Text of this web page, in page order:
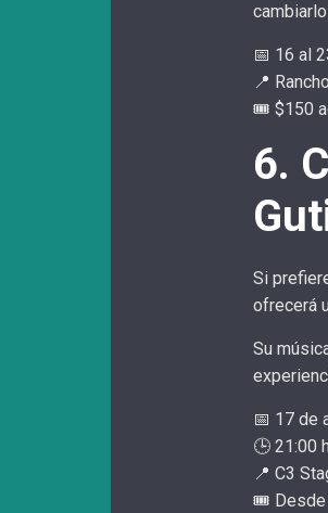
📅 16 al
📍
🎟️ $150
6.
Si
ofrecerá
Su
📅 17 de
🕒 21:00
📍 C3
🎟️ Desde